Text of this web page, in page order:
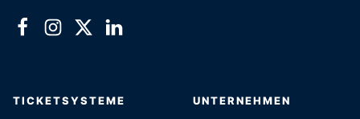
TICKETSYSTEME UNTERNEHMEN